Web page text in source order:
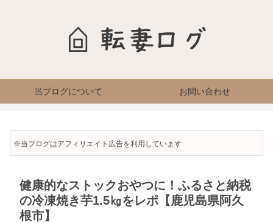
当ブログについて お問い合わせ
※当ブログはアフィリエイト広告を利用しています
健康的なストックおやつに！ふるさと納税
の冷凍焼き芋1.5㎏をレポ【鹿児島県阿久
根市】